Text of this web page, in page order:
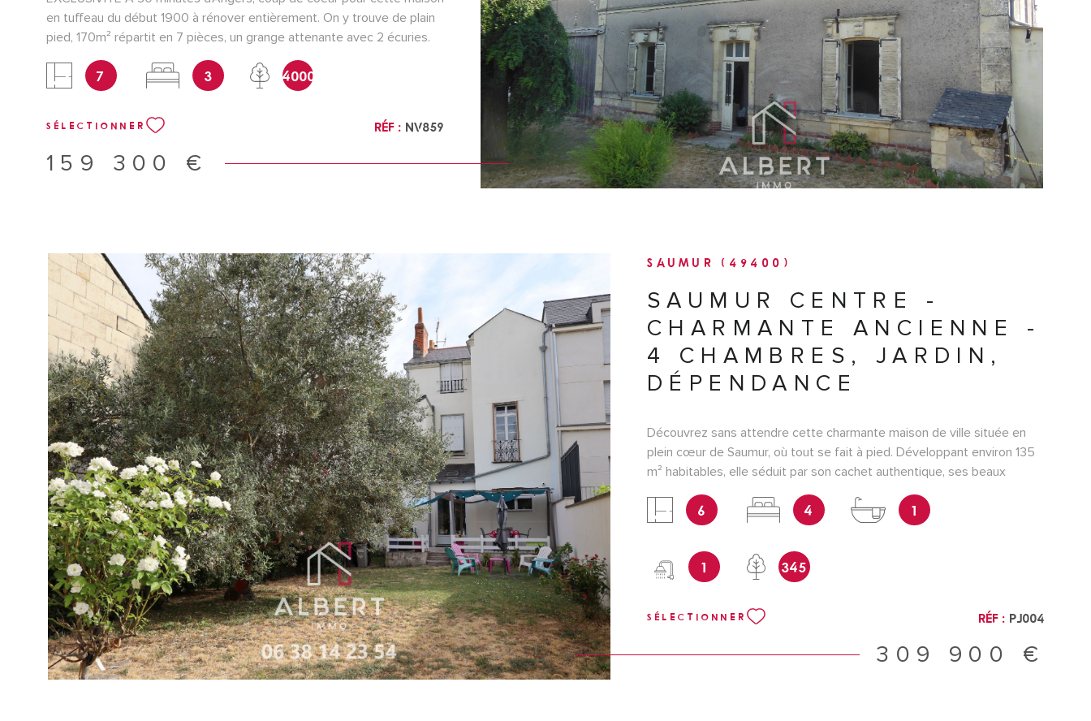
en tuffeau du début 1900 à rénover entièrement. On y trouve de plain
pied, 170m² répartit en 7 pièces, un grange attenante avec 2 écuries.
Greniers aménageables au-dessus avec grande hauteur sous
rampants. Jardin d'environ 4000m² tout autour de la maison avec puits,
dépendance et cave. Le bien est visbilisé en eau et électricité. BIEN
NON SOUMS AU DPE référence NV859 Pour une visite contacter
Nathalie Vincent au 0632170119 Les informations sur les risques
auxquels ce bien est exposé sont disponibles sur le site Géorisques
7 3 4000
SÉLECTIONNER Réf : NV859
159 300 €
VOIR LE BIEN
SAUMUR (49400)
SAUMUR CENTRE -
CHARMANTE ANCIENNE -
4 CHAMBRES, JARDIN,
DÉPENDANCE
Découvrez sans attendre cette charmante maison de ville située en
plein cœur de Saumur, où tout se fait à pied. Développant environ 135
m² habitables, elle séduit par son cachet authentique, ses beaux
volumes et son fort potentiel. Vous y trouverez 4 chambres, de belles
pièces de vie ainsi qu'un agréable jardin clos, véritable écrin de verdure
en centre-ville. Au fond du jardin, une dépendance complète
l'ensemble et offre de nombreuses possibilités : atelier, espace de
stockage ou futur projet selon vos envies. Il vous sera également
n'attend qu'une famille et quelques travaux de rafraîchissement pour
révéler tout son caractère et retrouver tout son éclat. Une belle
opportunité pour les amoureux des maisons anciennes, à la recherche
d'un bien de charme à personnaliser selon leurs envies, dans l'un des
6 4 1
1 345
SÉLECTIONNER Réf : PJ004
309 900 €
VOIR LE BIEN